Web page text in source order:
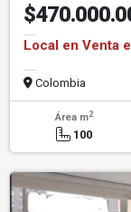
Local en Venta
Colombia
Área m2
100